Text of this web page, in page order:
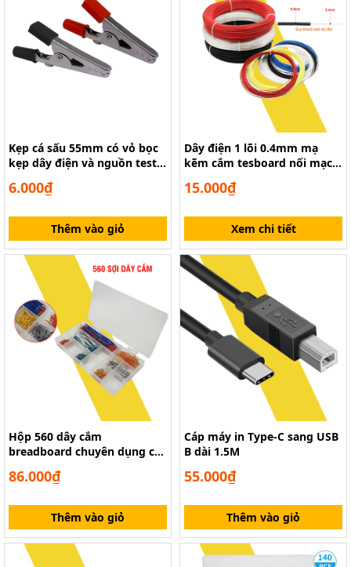
Kẹp cá sấu 55mm có vỏ bọc
kẹp dây điện và nguồn test
6.000₫
Thêm vào giỏ
Dây điện 1 lõi 0.4mm mạ
kẽm cắm tesboard nối mạch
15.000₫
Xem chi tiết
Hộp 560 dây cắm
breadboard chuyên dụng các
86.000₫
Thêm vào giỏ
Cáp máy in Type-C sang USB
B dài 1.5M
55.000₫
Thêm vào giỏ